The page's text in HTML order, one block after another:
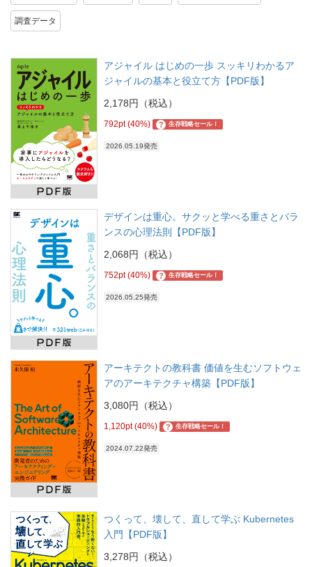
調査データ
アジャイル はじめの一歩 スッキリわかるア
ジャイルの基本と役立て方【PDF版】
2,178円（税込）
792pt (40%) ? 生存戦略セール！
2026.05.19発売
デザインは重心。サクッと学べる重さとバラ
ンスの心理法則【PDF版】
2,068円（税込）
752pt (40%) ? 生存戦略セール！
2026.05.25発売
アーキテクトの教科書 価値を生むソフトウェ
アのアーキテクチャ構築【PDF版】
3,080円（税込）
1,120pt (40%) ? 生存戦略セール！
2024.07.22発売
つくって、壊して、直して学ぶ Kubernetes
入門【PDF版】
3,278円（税込）